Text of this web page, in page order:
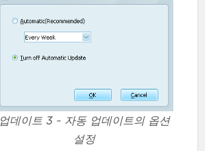
업데이트 3 - 자동 업데이트의 옵션
설정